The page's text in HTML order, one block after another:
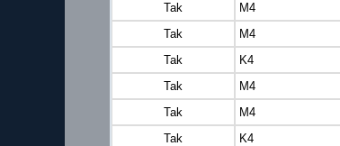
Tak
M4
Tak
M4
Tak
K4
Tak
M4
Tak
M4
Tak
K4